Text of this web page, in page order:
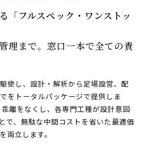
「フルスペック・ワンストッ
理まで。窓口一本で全ての責
使し、設計・解析から足場設営、配
をトータルパッケージで提供しま
離をなくし、各専門工種が設計意図
で、無駄な中間コストを省いた最適価
両立します。